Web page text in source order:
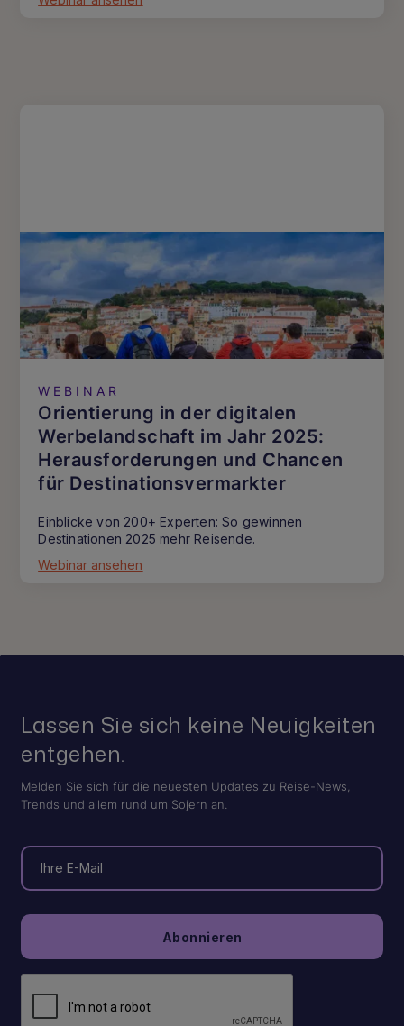
WEBINAR
Orientierung in der digitalen
Werbelandschaft im Jahr 2025:
Herausforderungen und Chancen
für Destinationsvermarkter
Einblicke von 200+ Experten: So gewinnen
Destinationen 2025 mehr Reisende.
Webinar ansehen
Lassen Sie sich keine Neuigkeiten
entgehen.
Melden Sie sich für die neuesten Updates zu Reise-News,
Trends und allem rund um Sojern an.